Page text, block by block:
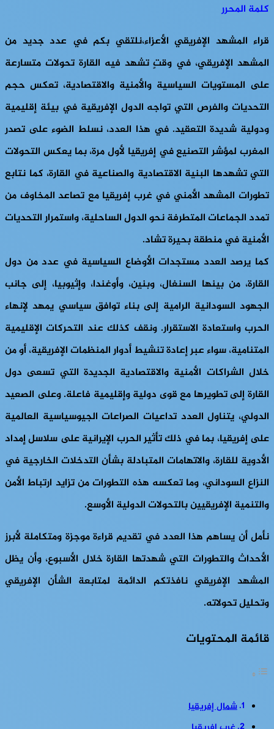
كلمة المحرر
قراء المشهد الإفريقي الأعزاء،نلتقي بكم في عدد جديد من
المشهد الإفريقي، في وقتٍ تشهد فيه القارة تحولات متسارعة
على المستويات السياسية والأمنية والاقتصادية، تعكس حجم
التحديات والفرص التي تواجه الدول الإفريقية في بيئة إقليمية
ودولية شديدة التعقيد. في هذا العدد، نسلط الضوء على تصدر
المغرب لمؤشر التصنيع في إفريقيا لأول مرة، بما يعكس التحولات
التي تشهدها البنية الاقتصادية والصناعية في القارة، كما نتابع
تطورات المشهد الأمني في غرب إفريقيا مع تصاعد المخاوف من
تمدد الجماعات المتطرفة نحو الدول الساحلية، واستمرار التحديات
الأمنية في منطقة بحيرة تشاد.
كما يرصد العدد مستجدات الأوضاع السياسية في عدد من دول
القارة، من بينها السنغال، وبنين، وأوغندا، وإثيوبيا، إلى جانب
الجهود السودانية الرامية إلى بناء توافق سياسي يمهد لإنهاء
الحرب واستعادة الاستقرار. ونقف كذلك عند التحركات الإقليمية
المتنامية، سواء عبر إعادة تنشيط أدوار المنظمات الإفريقية، أو من
خلال الشراكات الأمنية والاقتصادية الجديدة التي تسعى دول
القارة إلى تطويرها مع قوى دولية وإقليمية فاعلة. وعلى الصعيد
الدولي، يتناول العدد تداعيات الصراعات الجيوسياسية العالمية
على إفريقيا، بما في ذلك تأثير الحرب الإيرانية على سلاسل إمداد
الأدوية للقارة، والاتهامات المتبادلة بشأن التدخلات الخارجية في
النزاع السوداني، وما تعكسه هذه التطورات من تزايد ارتباط الأمن
والتنمية الإفريقيين بالتحولات الدولية الأوسع.
نأمل أن يساهم هذا العدد في تقديم قراءة موجزة ومتكاملة لأبرز
الأحداث والتطورات التي شهدتها القارة خلال الأسبوع، وأن يظل
المشهد الإفريقي نافذتكم الدائمة لمتابعة الشأن الإفريقي
وتحليل تحولاته.
قائمة المحتويات
شمال إفريقيا